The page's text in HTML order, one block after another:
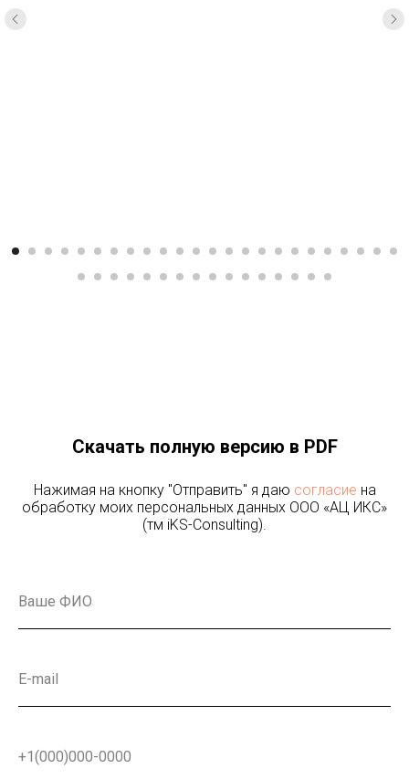
Скачать полную версию в PDF
Нажимая на кнопку "Отправить" я даю согласие на
обработку моих персональных данных ООО «АЦ ИКС»
(тм iKS-Consulting).